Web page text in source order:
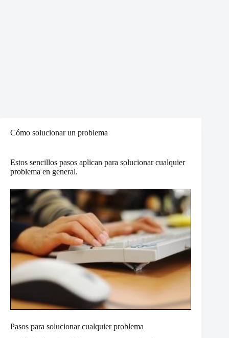
Cómo solucionar un problema
Estos sencillos pasos aplican para solucionar cualquier
problema en general.
Pasos para solucionar cualquier problema